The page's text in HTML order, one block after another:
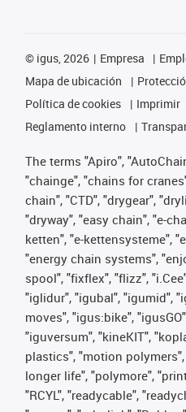
© igus, 2026 Empresa
Mapa de ubicación
Política de cookies
Imprimir
Reglamento interno
The terms "Apiro",
"chainge", "chains for
chain", "CTD", "drygear",
"dryway", "easy chain", "e-
ketten", "e-kettensysteme",
"energy chain systems",
spool", "fixflex", "flizz",
"iglidur", "igubal", "igumid",
moves", "igus:bike",
"iguversum", "kineKIT",
plastics", "motion
longer life", "polymore",
"RCYL", "readycable",